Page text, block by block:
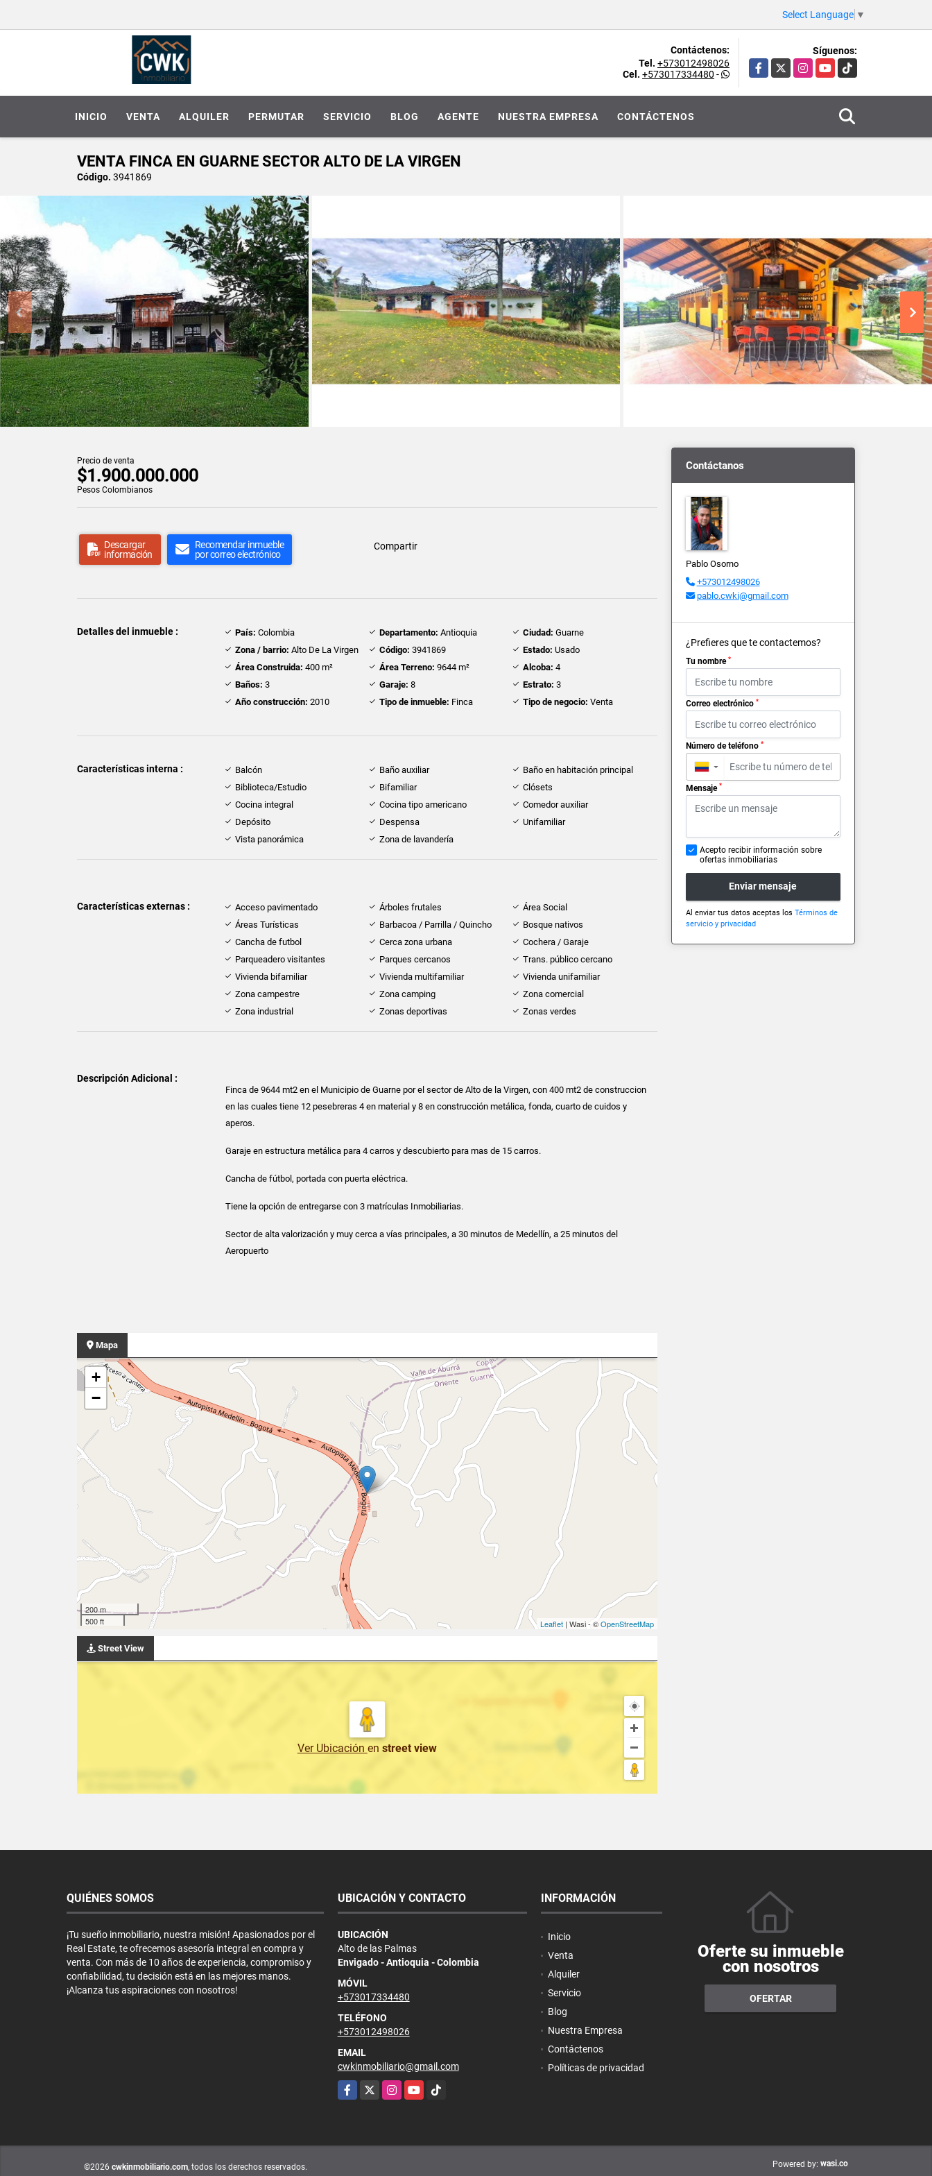
Select Language ▼
Contáctenos:
Tel. +573012498026
Cel. +573017334480 -
Síguenos:
Facebook
X InstagramYouTubeTikTok
INICIO VENTA ALQUILER PERMUTAR SERVICIO BLOG AGENTE NUESTRA EMPRESA CONTÁCTENOS
VENTA FINCA EN GUARNE SECTOR ALTO DE LA VIRGEN
Código. 3941869
Precio de venta
$1.900.000.000
Pesos Colombianos
Descargar
información
Recomendar inmueble
por correo electrónico
Compartir
Detalles del inmueble : País: Colombia Departamento: Antioquia Ciudad: Guarne
Zona / barrio: Alto De La Virgen Código: 3941869 Estado: Usado
Área Construida: 400 m² Área Terreno: 9644 m² Alcoba: 4
Baños: 3 Garaje: 8 Estrato: 3
Año construcción: 2010 Tipo de inmueble: Finca Tipo de negocio: Venta
Características interna : Balcón Baño auxiliar
Baño en habitación principal
Biblioteca/Estudio
Bifamiliar
Clósets
Cocina integral
Cocina tipo americano
Comedor auxiliar
Depósito
Despensa
Unifamiliar
Vista panorámica
Zona de lavandería
Características externas : Acceso pavimentado Árboles frutales
Área Social
Áreas Turísticas
Barbacoa / Parrilla / Quincho
Bosque nativos
Cancha de futbol
Cerca zona urbana
Cochera / Garaje
Parqueadero visitantes
Parques cercanos
Trans. público cercano
Vivienda bifamiliar
Vivienda multifamiliar
Vivienda unifamiliar
Zona campestre
Zona camping
Zona comercial
Zona industrial
Zonas deportivas Zonas verdes
Descripción Adicional :
Finca de 9644 mt2 en el Municipio de Guarne por el sector de Alto de la Virgen, con 400 mt2 de construccion
en las cuales tiene 12 pesebreras 4 en material y 8 en construcción metálica, fonda, cuarto de cuidos y
aperos.
Garaje en estructura metálica para 4 carros y descubierto para mas de 15 carros.
Cancha de fútbol, portada con puerta eléctrica.
Tiene la opción de entregarse con 3 matrículas Inmobiliarias.
Sector de alta valorización y muy cerca a vías principales, a 30 minutos de Medellín, a 25 minutos del
Aeropuerto
Mapa
+
−
200 m
500 ft
Leaflet| Wasi - ©OpenStreetMap
Street View
Ver Ubicación en street view
Contáctanos
Pablo Osorno
+573012498026
pablo.cwki@gmail.com
¿Prefieres que te contactemos?
Tu nombre *
Correo electrónico *
Número de teléfono *
▼
Mensaje *
Acepto recibir información sobre
ofertas inmobiliarias
Enviar mensaje
Al enviar tus datos aceptas los Términos de
servicio y privacidad
QUIÉNES SOMOS
¡Tu sueño inmobiliario, nuestra misión! Apasionados por el
Real Estate, te ofrecemos asesoría integral en compra y
venta. Con más de 10 años de experiencia, compromiso y
confiabilidad, tu decisión está en las mejores manos.
¡Alcanza tus aspiraciones con nosotros!
UBICACIÓN Y CONTACTO
UBICACIÓN
Alto de las Palmas
Envigado - Antioquia - Colombia
MÓVIL
+573017334480
TELÉFONO
+573012498026
EMAIL
cwkinmobiliario@gmail.com
Facebook
X InstagramYouTubeTikTok
INFORMACIÓN
Inicio
Venta
Alquiler
Servicio
Blog
Nuestra Empresa
Contáctenos
Políticas de privacidad
Oferte su inmueble
con nosotros
OFERTAR
©2026 cwkinmobiliario.com, todos los derechos reservados. Powered by: wasi.co